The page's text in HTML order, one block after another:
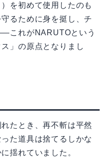
を初めて使用したのも
るために身を挺し、チ
これがNARUTOという
」の原点となりまし
たとき、再不斬は平然
た道具は捨てるしかな
揺れていました。